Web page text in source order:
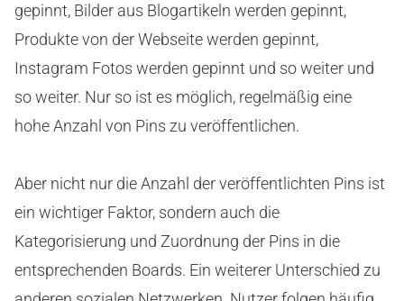
gepinnt, Bilder aus Blogartikeln werden gepinnt,
Produkte von der Webseite werden gepinnt,
Instagram Fotos werden gepinnt und so weiter und
so weiter. Nur so ist es möglich, regelmäßig eine
hohe Anzahl von Pins zu veröffentlichen.
Aber nicht nur die Anzahl der veröffentlichten Pins ist
ein wichtiger Faktor, sondern auch die
Kategorisierung und Zuordnung der Pins in die
entsprechenden Boards. Ein weiterer Unterschied zu